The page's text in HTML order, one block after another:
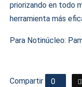
priorizando en todo
herramienta más
Para Notinúcleo:
Compartir 0